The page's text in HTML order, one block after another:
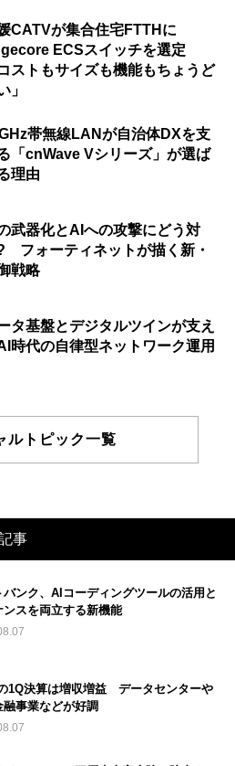
CATVが集合住宅FTTHに
ECSスイッチを選定
コストもサイズも機能もちょうど
」
帯無線LANが自治体DXを支
「cnWave Vシリーズ」が選ば
理由
武器化とAIへの攻撃にどう対
フォーティネットが描く新・
戦略
タ基盤とデジタルツインが支え
時代の自律型ネットワーク運用
ルトピック一覧
事
バンク、AIコーディングツールの活用と
ンスを両立する新機能
1Q決算は増収増益 データセンターや
融事業などが好調